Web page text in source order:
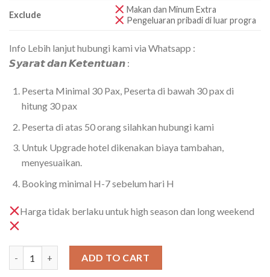
Exclude
Makan dan Minum Extra
Pengeluaran pribadi di luar progra
Info Lebih lanjut hubungi kami via Whatsapp :
𝙎𝙮𝙖𝙧𝙖𝙩 𝙙𝙖𝙣 𝙆𝙚𝙩𝙚𝙣𝙩𝙪𝙖𝙣 :
Peserta Minimal 30 Pax, Peserta di bawah 30 pax di
hitung 30 pax
Peserta di atas 50 orang silahkan hubungi kami
Untuk Upgrade hotel dikenakan biaya tambahan,
menyesuaikan.
Booking minimal H-7 sebelum hari H
Harga tidak berlaku untuk high season dan long weekend
ADD TO CART